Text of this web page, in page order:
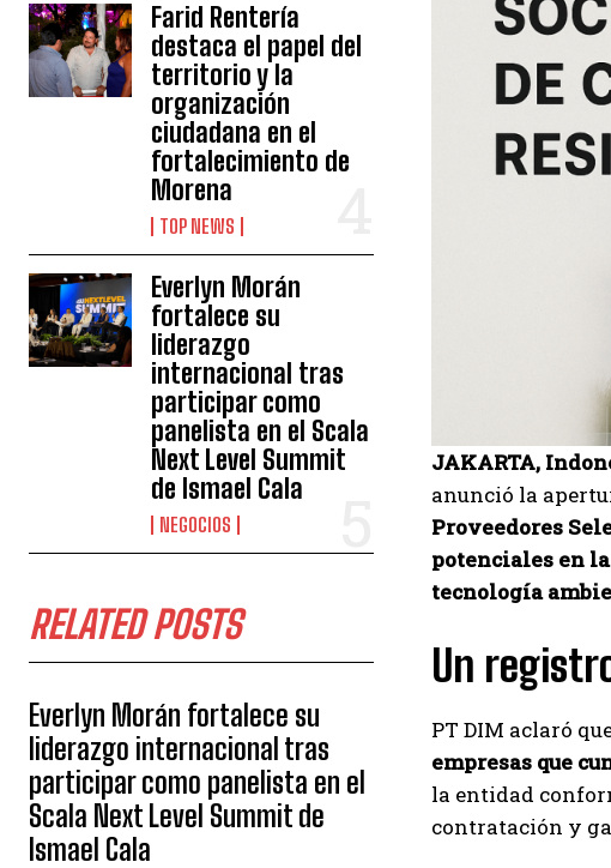
Farid Rentería
destaca el papel del
territorio y la
organización
ciudadana en el
fortalecimiento de
Morena
TOP NEWS
Everlyn Morán
fortalece su
liderazgo
internacional tras
participar como
panelista en el Scala
Next Level Summit
de Ismael Cala
NEGOCIOS
RELATED POSTS
Everlyn Morán fortalece su
liderazgo internacional tras
participar como panelista en el
Scala Next Level Summit de
Ismael Cala
JAKARTA,
anunció la
Proveedores
potenciales en
tecnología
Un
PT DIM aclaró
empresas que
la entidad
contratación y